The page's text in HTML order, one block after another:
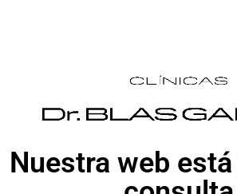
Nuestra web